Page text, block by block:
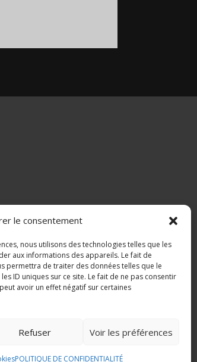
le consentement
nous utilisons des technologies telles que les
aux informations des appareils. Le fait de
permettra de traiter des données telles que le
ID uniques sur ce site. Le fait de ne pas consentir
avoir un effet négatif sur certaines
Refuser Voir les préférences
POLITIQUE DE CONFIDENTIALITÉ